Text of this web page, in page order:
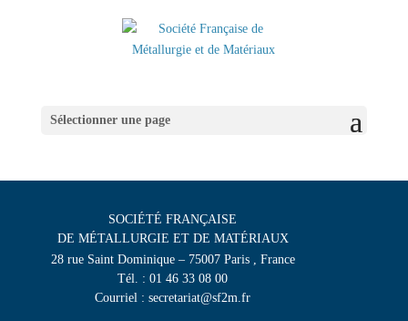
Sélectionner une page
SOCIÉTÉ FRANÇAISE
DE MÉTALLURGIE ET DE MATÉRIAUX
28 rue Saint Dominique – 75007 Paris , France
Tél. : 01 46 33 08 00
Courriel : secretariat@sf2m.fr